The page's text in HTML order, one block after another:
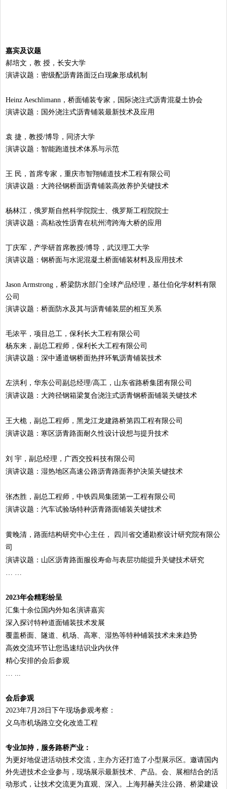
嘉宾及议题
郝培文，教 授，长安大学
演讲议题：密级配沥青路面泛白现象形成机制
Heinz Aeschlimann，桥面铺装专家，国际浇注式沥青混凝土协会
演讲议题：国外浇注式沥青铺装最新技术及应用
袁 捷，教授/博导，同济大学
演讲议题：智能跑道技术体系与示范
王 民，首席专家，重庆市智翔铺道技术工程有限公司
演讲议题：大跨径钢桥面沥青铺装高效养护关键技术
杨林江，俄罗斯自然科学院院士、俄罗斯工程院院士
演讲议题：高粘改性沥青在杭州湾跨海大桥的应用
丁庆军，产学研首席教授/博导，武汉理工大学
演讲议题：钢桥面与水泥混凝土桥面铺装材料及应用技术
Jason Armstrong，桥梁防水部门全球产品经理，基仕伯化学材料有限
公司
演讲议题：桥面防水及其与沥青铺装层的相互关系
毛浓平，项目总工，保利长大工程有限公司
杨东来，副总工程师，保利长大工程有限公司
演讲议题：深中通道钢桥面热拌环氧沥青铺装技术
左洪利，华东公司副总经理/高工，山东省路桥集团有限公司
演讲议题：大跨径钢箱梁复合浇注式沥青钢桥面铺装关键技术
王大桅，副总工程师，黑龙江龙建路桥第四工程有限公司
演讲议题：寒区沥青路面耐久性设计设想与提升技术
刘 宇，副总经理，广西交投科技有限公司
演讲议题：湿热地区高速公路沥青路面养护决策关键技术
张杰胜，副总工程师，中铁四局集团第一工程有限公司
演讲议题：汽车试验场特种沥青路面铺装关键技术
黄晚清，路面结构研究中心主任， 四川省交通勘察设计研究院有限公
司
演讲议题：山区沥青路面服役寿命与表层功能提升关键技术研究
… …
2023年会精彩纷呈
汇集十余位国内外知名演讲嘉宾
深入探讨特种道面铺装技术发展
覆盖桥面、隧道、机场、高寒、湿热等特种铺装技术未来趋势
高效交流环节让您迅速结识业内伙伴
精心安排的会后参观
… ...
会后参观
2023年7月28日下午现场参观考察：
义乌市机场路立交化改造工程
专业加持，服务路桥产业：
为更好地促进活动技术交流，主办方还打造了小型展示区。邀请国内
外先进技术企业参与，现场展示最新技术、产品。会、展相结合的活
动形式，让技术交流更为直观、深入。上海邦赫关注公路、桥梁建设